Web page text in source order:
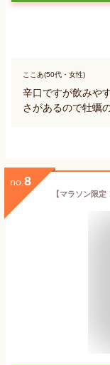
ここあ(50代・女性)
辛口ですが飲みや
さがあるので牡蠣
no. 8